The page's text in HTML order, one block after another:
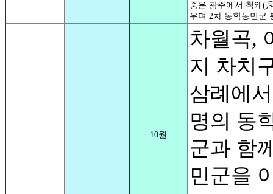
중은 광주에서 척왜(
우며 2차 동학농민군
10월
차월곡,
지 차치
삼례에
명의 동
군과 함
민군을